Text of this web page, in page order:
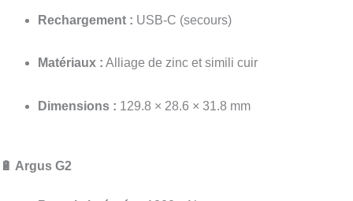
Rechargement : USB-C (secours)
Matériaux : Alliage de zinc et simili cuir
Dimensions : 129.8 × 28.6 × 31.8 mm
🔋 Argus G2